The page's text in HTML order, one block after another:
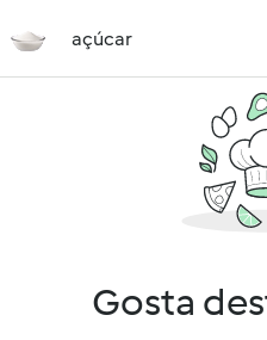
açúcar
Gosta